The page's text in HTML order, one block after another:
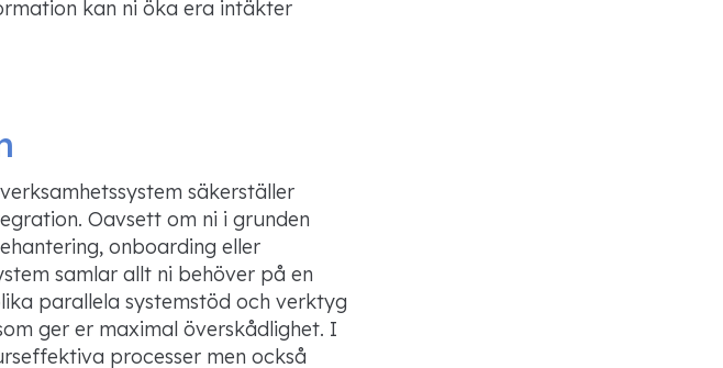
kan ni öka era intäkter
säkerställer
Oavsett om ni i grunden
onboarding eller
samlar allt ni behöver på en
parallela systemstöd och verktyg
ger er maximal överskådlighet. I
processer men också